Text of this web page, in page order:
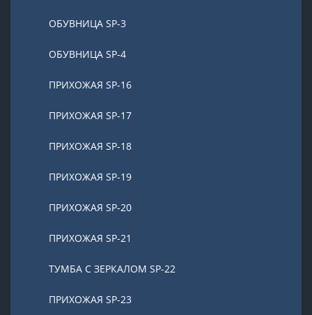
ОБУВНИЦА SP-3
ОБУВНИЦА SP-4
ПРИХОЖАЯ SP-16
ПРИХОЖАЯ SP-17
ПРИХОЖАЯ SP-18
ПРИХОЖАЯ SP-19
ПРИХОЖАЯ SP-20
ПРИХОЖАЯ SP-21
ТУМБА С ЗЕРКАЛОМ SP-22
ПРИХОЖАЯ SP-23